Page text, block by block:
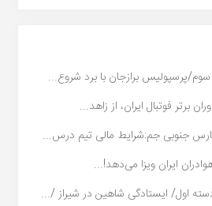
پرسپولیس برازجان با برد شروع...
برتر فوتبال ایران، از زاهد...
جنوبی جم:شرایط مالی تیم درس...
هوادران ایران ویزا می‌دهد!...
اول/ ایستادگی شاهین در شیراز /...